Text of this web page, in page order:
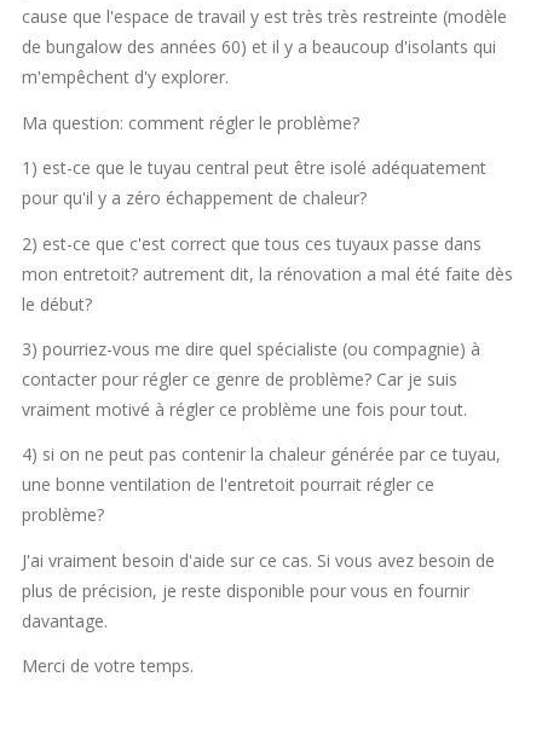
cause que l'espace de travail y est très très restreinte (modèle
de bungalow des années 60) et il y a beaucoup d'isolants qui
m'empêchent d'y explorer.
Ma question: comment régler le problème?
1) est-ce que le tuyau central peut être isolé adéquatement
pour qu'il y a zéro échappement de chaleur?
2) est-ce que c'est correct que tous ces tuyaux passe dans
mon entretoit? autrement dit, la rénovation a mal été faite dès
le début?
3) pourriez-vous me dire quel spécialiste (ou compagnie) à
contacter pour régler ce genre de problème? Car je suis
vraiment motivé à régler ce problème une fois pour tout.
4) si on ne peut pas contenir la chaleur générée par ce tuyau,
une bonne ventilation de l'entretoit pourrait régler ce
problème?
J'ai vraiment besoin d'aide sur ce cas. Si vous avez besoin de
plus de précision, je reste disponible pour vous en fournir
davantage.
Merci de votre temps.